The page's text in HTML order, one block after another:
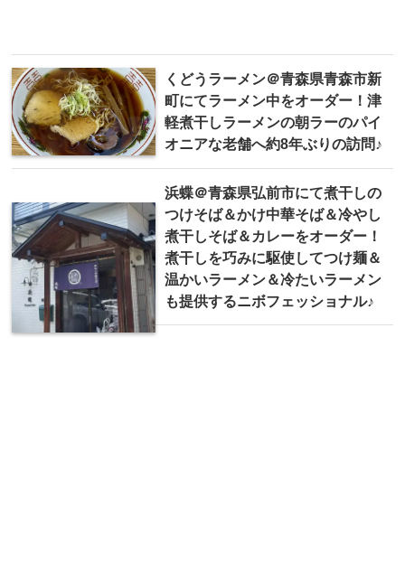
くどうラーメン ＠青森県青森市新
町にてラーメン中をオーダー！津
軽煮干しラーメンの朝ラーのパイ
オニアな老舗へ約8年ぶりの訪問♪
浜蝶＠青森県弘前市にて煮干しの
つけそば＆かけ中華そば＆冷やし
煮干しそば＆カレーをオーダー！
煮干しを巧みに駆使してつけ麺＆
温かいラーメン＆冷たいラーメン
も提供するニボフェッショナル♪